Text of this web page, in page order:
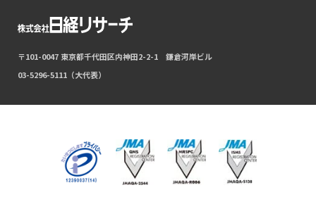
〒101-0047 東京都千代田区内神田2-2-1 鎌倉河岸ビル
03-5296-5111（大代表）